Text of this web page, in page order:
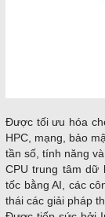
Được tối ưu hóa
HPC, mạng, bảo
tần số, tính năng và
CPU trung tâm dữ
tốc bằng AI, các
thái các giải pháp